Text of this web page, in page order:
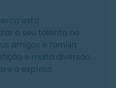
esta
o seu talento no
amigos e família
e muita diversão.
o espírito